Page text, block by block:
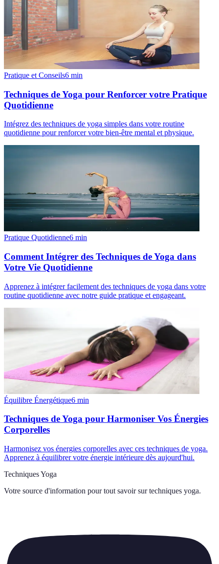
Pratique et Conseils6 min
Techniques de Yoga pour Renforcer votre Pratique
Quotidienne
Intégrez des techniques de yoga simples dans votre routine
quotidienne pour renforcer votre bien-être mental et physique.
Pratique Quotidienne6 min
Comment Intégrer des Techniques de Yoga dans
Votre Vie Quotidienne
Apprenez à intégrer facilement des techniques de yoga dans votre
routine quotidienne avec notre guide pratique et engageant.
Équilibre Énergétique6 min
Techniques de Yoga pour Harmoniser Vos Énergies
Corporelles
Harmonisez vos énergies corporelles avec ces techniques de yoga.
Apprenez à équilibrer votre énergie intérieure dès aujourd'hui.
Techniques Yoga
Votre source d'information pour tout savoir sur techniques yoga.